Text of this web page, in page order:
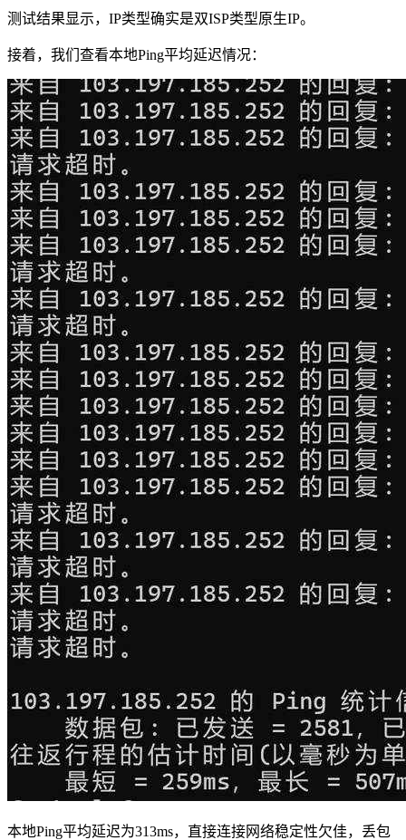
测试结果显示，IP类型确实是双ISP类型原生IP。
接着，我们查看本地Ping平均延迟情况：
本地Ping平均延迟为313ms，直接连接网络稳定性欠佳，丢包